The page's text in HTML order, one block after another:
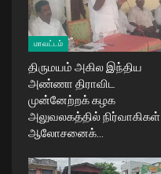
மாவட்டம்
திருமயம் அகில இந்திய
அண்ணா திராவிட
முன்னேற்றக் கழக
அலுவலகத்தில் நிர்வாகிகள்
ஆலோசனைக்…